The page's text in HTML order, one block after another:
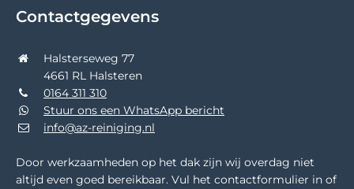
Contactgegevens
Halsterseweg 77
4661 RL Halsteren
0164 311 310
Stuur ons een WhatsApp bericht
info@az-reiniging.nl
Door werkzaamheden op het dak zijn wij overdag niet
altijd even goed bereikbaar. Vul het contactformulier in of